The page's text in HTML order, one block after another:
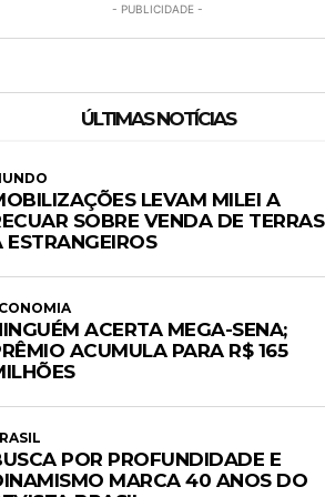
- PUBLICIDADE -
ÚLTIMAS NOTÍCIAS
LEVAM MILEI A
SOBRE VENDA DE TERRAS
ESTRANGEIROS
ACERTA MEGA-SENA;
ACUMULA PARA R$ 165
POR PROFUNDIDADE E
MARCA 40 ANOS DO